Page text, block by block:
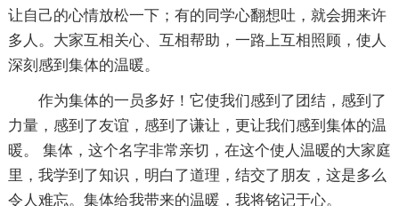
让自己的心情放松一下；有的同学心翻想吐，就会拥来许
多人。大家互相关心、互相帮助，一路上互相照顾，使人
深刻感到集体的温暖。
作为集体的一员多好！它使我们感到了团结，感到了
力量，感到了友谊，感到了谦让，更让我们感到集体的温
暖。 集体，这个名字非常亲切，在这个使人温暖的大家庭
里，我学到了知识，明白了道理，结交了朋友，这是多么
令人难忘。集体给我带来的温暖，我将铭记于心。